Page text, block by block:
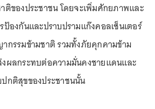
ติของประชาชน โดยจะเพิ่มศักยภาพและ
องกันและปราบปรามแก๊งคอลเซ็นเตอร์
กรรมข้ามชาติ รวมทั้งภัยคุกคามข้าม
ผลกระทบต่อความมั่นคงชายแดนและ
กติสุขของประชาชนนั้น